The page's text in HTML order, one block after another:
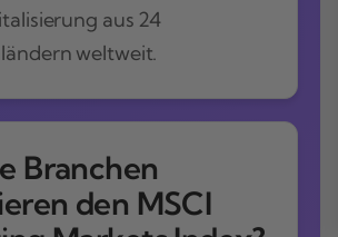
aus 24
weltweit.
Branchen
den MSCI